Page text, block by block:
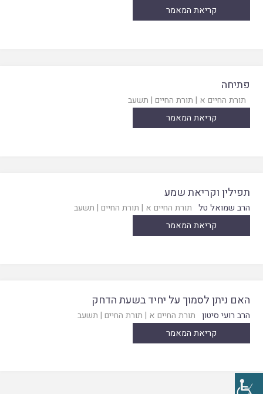
קריאת המאמר
פתיחה
תורת החיים א | תורת החיים | תשעב
קריאת המאמר
תפילין וקריאת שמע
הרב שמואל טל תורת החיים א | תורת החיים | תשעב
קריאת המאמר
האם ניתן לסמוך על יחיד בשעת הדחק
הרב רועי סיטון תורת החיים א | תורת החיים | תשעב
קריאת המאמר